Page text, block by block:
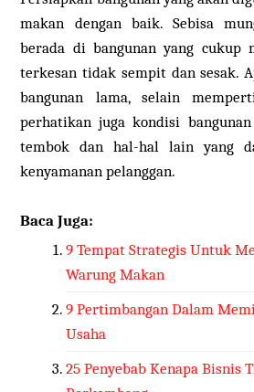
makan dengan baik. Sebisa
berada di bangunan yang cukup
terkesan tidak sempit dan sesak.
bangunan lama, selain
perhatikan juga kondisi
tembok dan hal-hal lain yang
kenyamanan pelanggan.
Baca Juga:
9 Tempat Strategis Untuk
Warung Makan
9 Pertimbangan Dalam
Usaha
25 Penyebab Kenapa Bisnis